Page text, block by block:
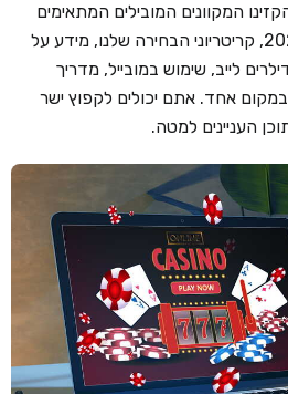
ריכזנו את 6 בתי הקזינו המקוונים המובילים המתאימים
לשחקנים ישראלים בשנת 2026, קריטריוני הבחירה שלנו, מידע על
לייב, שימוש במובייל, מדריך
אחד. אתם יכולים לקפוץ ישר
העניינים למטה.